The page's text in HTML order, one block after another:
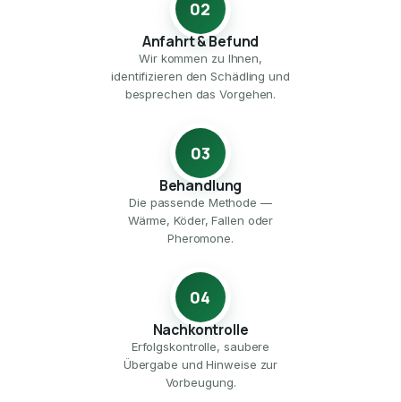
02
Anfahrt & Befund
Wir kommen zu Ihnen,
identifizieren den Schädling und
besprechen das Vorgehen.
03
Behandlung
Die passende Methode —
Wärme, Köder, Fallen oder
Pheromone.
04
Nachkontrolle
Erfolgskontrolle, saubere
Übergabe und Hinweise zur
Vorbeugung.